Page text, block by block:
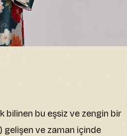
bilinen bu eşsiz ve zengin bir
gelişen ve zaman içinde